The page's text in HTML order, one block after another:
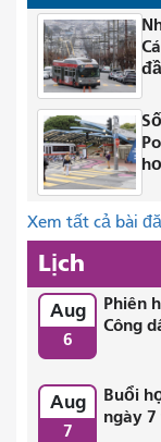
Xem tất cả bài
Lịch
Aug
6
Phiên
Công
Aug
7
Buổi
ngày